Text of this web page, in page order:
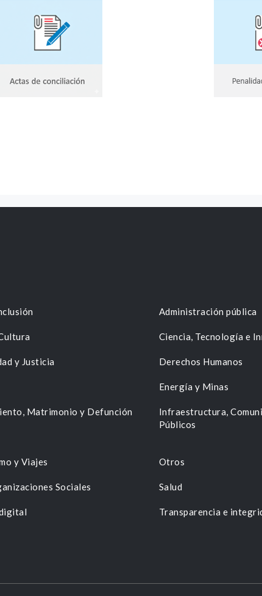
Administración pública
Ciencia, Tecnología e
y Justicia Derechos Humanos
Energía y Minas
Matrimonio y Defunción
Infraestructura,
Públicos
y Viajes Otros
Sociales Salud
Transparencia e